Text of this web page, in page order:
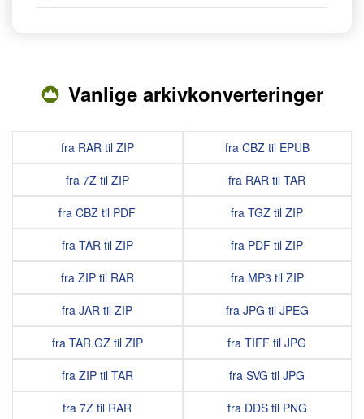
Vanlige arkivkonverteringer
fra RAR til ZIP
fra 7Z til ZIP
fra CBZ til PDF
fra TAR til ZIP
fra ZIP til RAR
fra JAR til ZIP
fra TAR.GZ til ZIP
fra ZIP til TAR
fra 7Z til RAR
fra CBZ til EPUB
fra RAR til TAR
fra TGZ til ZIP
fra PDF til ZIP
fra MP3 til ZIP
fra JPG til JPEG
fra TIFF til JPG
fra SVG til JPG
fra DDS til PNG